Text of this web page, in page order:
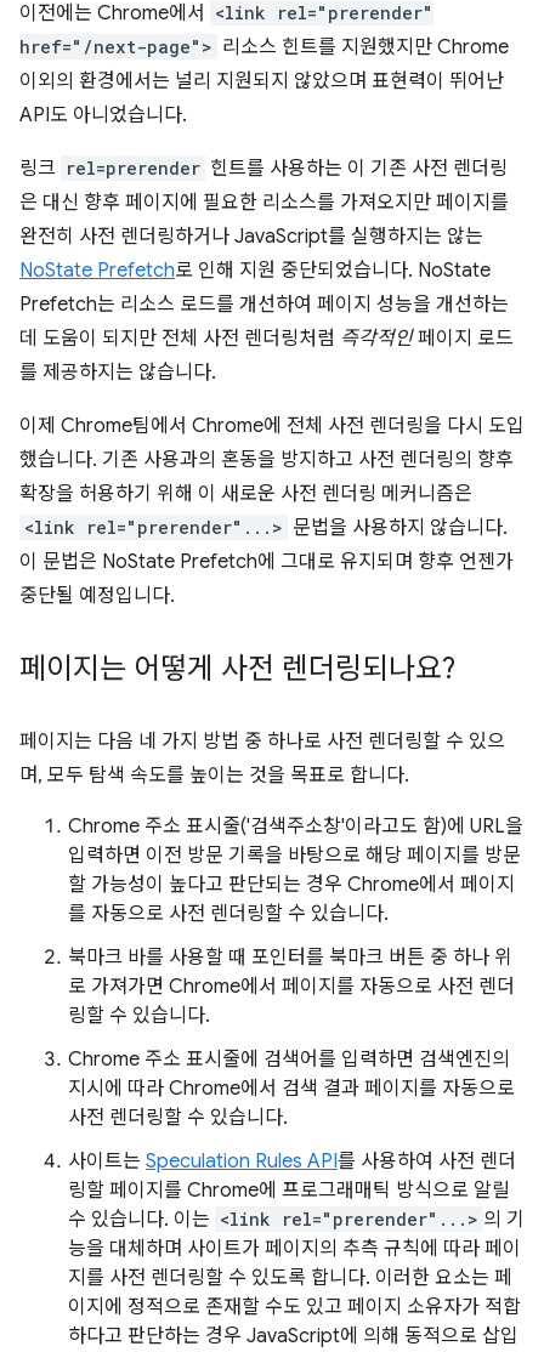
이전에는 Chrome에서
<link rel="prerender"
href="/next-page"> 리소스 힌트를 지원했지만 Chrome
이외의 환경에서는 널리 지원되지 않았으며 표현력이 뛰어난
API도 아니었습니다.
링크 rel=prerender 힌트를 사용하는 이 기존 사전 렌더링
은 대신 향후 페이지에 필요한 리소스를 가져오지만 페이지를
완전히 사전 렌더링하거나 JavaScript를 실행하지는 않는
NoState Prefetch로 인해 지원 중단되었습니다. NoState
Prefetch는 리소스 로드를 개선하여 페이지 성능을 개선하는
데 도움이 되지만 전체 사전 렌더링처럼 즉각적인페이지 로드
를 제공하지는 않습니다.
이제 Chrome팀에서 Chrome에 전체 사전 렌더링을 다시 도입
했습니다. 기존 사용과의 혼동을 방지하고 사전 렌더링의 향후
확장을 허용하기 위해 이 새로운 사전 렌더링 메커니즘은
<link rel="prerender"...> 문법을 사용하지 않습니다.
이 문법은 NoState Prefetch에 그대로 유지되며 향후 언젠가
중단될 예정입니다.
페이지는 어떻게 사전 렌더링되나요?
페이지는 다음 네 가지 방법 중 하나로 사전 렌더링할 수 있으
며, 모두 탐색 속도를 높이는 것을 목표로 합니다.
Chrome 주소 표시줄('검색주소창'이라고도 함)에 URL을
입력하면 이전 방문 기록을 바탕으로 해당 페이지를 방문
할 가능성이 높다고 판단되는 경우 Chrome에서 페이지
를 자동으로 사전 렌더링할 수 있습니다.
북마크 바를 사용할 때 포인터를 북마크 버튼 중 하나 위
로 가져가면 Chrome에서 페이지를 자동으로 사전 렌더
링할 수 있습니다.
Chrome 주소 표시줄에 검색어를 입력하면 검색엔진의
지시에 따라 Chrome에서 검색 결과 페이지를 자동으로
사전 렌더링할 수 있습니다.
사이트는 Speculation Rules API를 사용하여 사전 렌더
링할 페이지를 Chrome에 프로그래매틱 방식으로 알릴
수 있습니다. 이는 <link rel="prerender"...> 의 기
능을 대체하며 사이트가 페이지의 추측 규칙에 따라 페이
지를 사전 렌더링할 수 있도록 합니다. 이러한 요소는 페
이지에 정적으로 존재할 수도 있고 페이지 소유자가 적합
하다고 판단하는 경우 JavaScript에 의해 동적으로 삽입